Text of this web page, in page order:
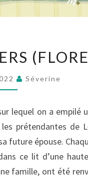
ET
D’OREILLERS
(FLORE
Séverine
lequel on a empilé
prétendantes de
future épouse.
ce lit d’une
famille, ont été